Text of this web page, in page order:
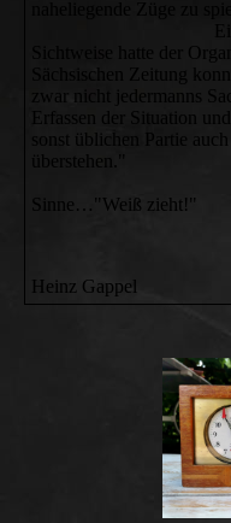
Eine
Sichtweise hatte der
Sächsischen Zeitung
zwar nicht jedermanns
Erfassen der Situation
sonst üblichen Partie
In
Sinne…"Weiß zieht!"
Heinz Gappel